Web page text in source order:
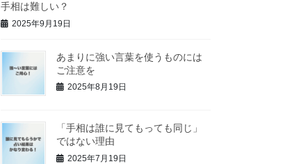
手相は難しい？
2025年9月19日
あまりに強い言葉を使うものには
ご注意を
2025年8月19日
「手相は誰に見てもっても同じ」
ではない理由
2025年7月19日